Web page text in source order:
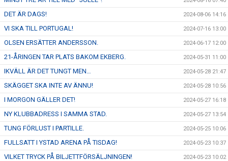
DET ÄR DAGS! 2024-08-06 14:16
VI SKA TILL PORTUGAL! 2024-07-16 13:00
OLSEN ERSÄTTER ANDERSSON. 2024-06-17 12:00
21-ÅRINGEN TAR PLATS BAKOM EKBERG. 2024-05-31 11:00
IKVÄLL ÄR DET TUNGT MEN… 2024-05-28 21:47
SKÄGGET SKA INTE AV ÄNNU! 2024-05-28 10:56
I MORGON GÄLLER DET! 2024-05-27 16:18
NY KLUBBADRESS I SAMMA STAD. 2024-05-27 13:54
TUNG FÖRLUST I PARTILLE. 2024-05-25 10:06
FULLSATT I YSTAD ARENA PÅ TISDAG! 2024-05-23 10:37
VILKET TRYCK PÅ BILJETTFÖRSÄLJNINGEN! 2024-05-23 10:02